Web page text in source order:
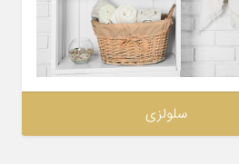
سلولزی